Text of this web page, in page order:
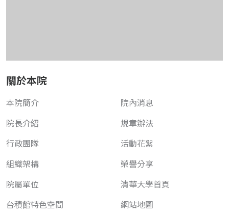
關於本院
本院簡介
院長介紹
行政團隊
組織架構
院屬單位
台積館特色空間
院內消息
規章辦法
活動花絮
榮譽分享
清華大學首頁
網站地圖